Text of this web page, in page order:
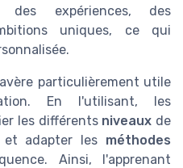
des expériences, des
uniques, ce qui
particulièrement utile
En l'utilisant, les
les différents niveaux de
et adapter les méthodes
Ainsi, l'apprenant